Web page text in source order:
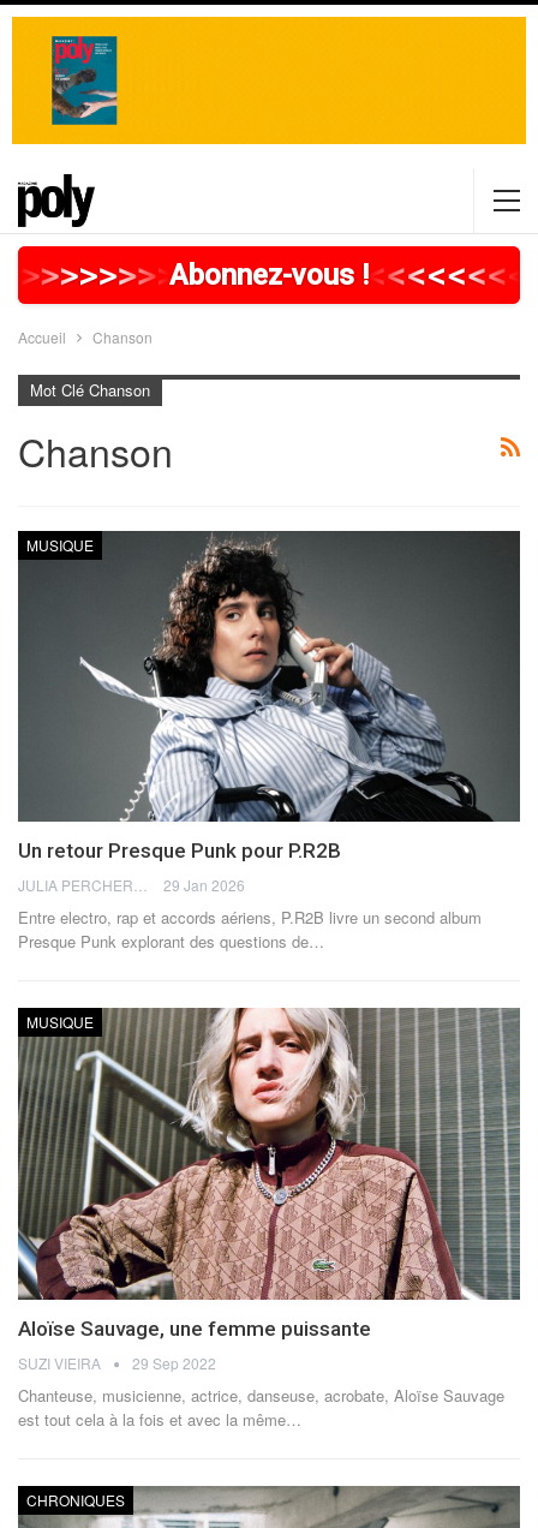
>>>>>>>>>>>>>>>>>
Abonnez-vous !<<<<<<<<
Accueil Chanson
Mot Clé Chanson
Chanson
MUSIQUE
Un retour Presque Punk pour P.R2B
29 Jan 2026
Entre electro, rap et accords aériens, P.R2B livre un second album
Presque Punk explorant des questions de…
MUSIQUE
Aloïse Sauvage, une femme puissante
SUZI VIEIRA 29 Sep 2022
Chanteuse, musicienne, actrice, danseuse, acrobate, Aloïse Sauvage
est tout cela à la fois et avec la même…
CHRONIQUES